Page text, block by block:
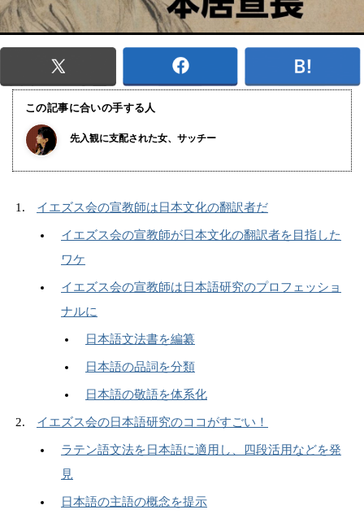
この記事に合いの手する人
先入観に支配された女、サッチー
イエズス会の宣教師は日本文化の翻訳者だ
イエズス会の宣教師が日本文化の翻訳者を目指した
ワケ
イエズス会の宣教師は日本語研究のプロフェッショ
ナルに
日本語文法書を編纂
日本語の品詞を分類
日本語の敬語を体系化
イエズス会の日本語研究のココがすごい！
ラテン語文法を日本語に適用し、四段活用などを発
見
日本語の主語の概念を提示